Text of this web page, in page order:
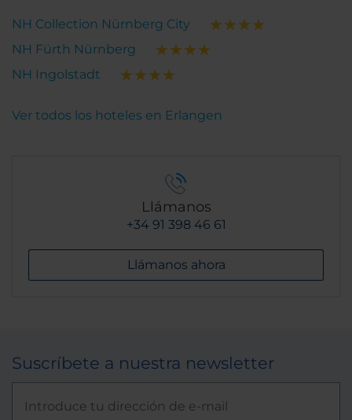
NH Collection Nürnberg City
NH Fürth Nürnberg
NH Ingolstadt
Ver todos los hoteles en Erlangen
Llámanos
+34 91 398 46 61
Llámanos ahora
Suscríbete a nuestra newsletter